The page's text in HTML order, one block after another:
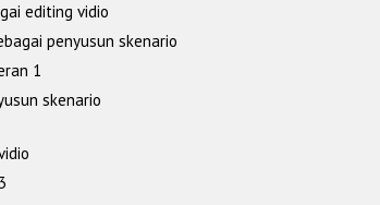
editing vidio
penyusun skenario
1
skenario